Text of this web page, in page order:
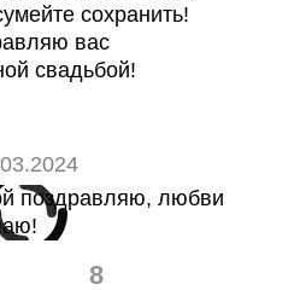
сохранить!
вас
свадьбой!
8